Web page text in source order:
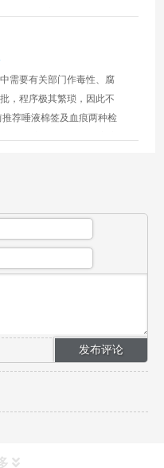
需要有关部门作毒性、腐
，程序极其繁琐，因此不
荐唾液棉签及血痕两种检